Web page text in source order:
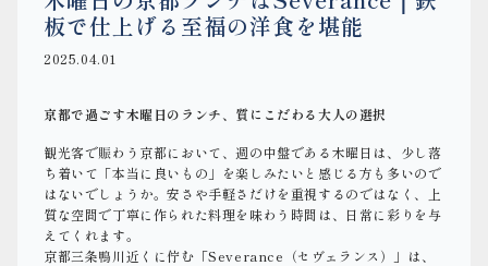
板で仕上げる至福の洋食を堪能
2025.04.01
京都で過ごす木曜日のランチ、質にこだわる大人の選択
観光客で賑わう京都において、週の中盤である木曜日は、少し落
ち着いて「本当に良いもの」を楽しみたいと感じる方も多いので
はないでしょうか。安さや手軽さだけを重視するのではなく、上
質な空間で丁寧に作られた料理を味わう時間は、日常に彩りを与
えてくれます。
京都三条鴨川近くに佇む「Severance（セヴェランス）」は、